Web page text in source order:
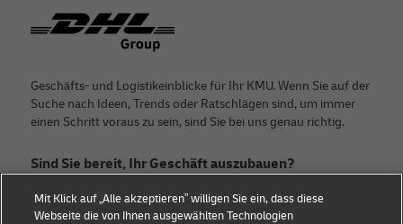
Footer
Geschäfts- und Logistikeinblicke für Ihr KMU. Wenn Sie auf der
Suche nach Ideen, Trends oder Ratschlägen sind, um immer
einen Schritt voraus zu sein, sind Sie bei uns genau richtig.
Sind Sie bereit, Ihr Geschäft auszubauen?
Treten Sie noch heute der Discover-Community bei.
Mit Klick auf „Alle akzeptieren” willigen Sie ein, dass diese
Webseite die von Ihnen ausgewählten Technologien